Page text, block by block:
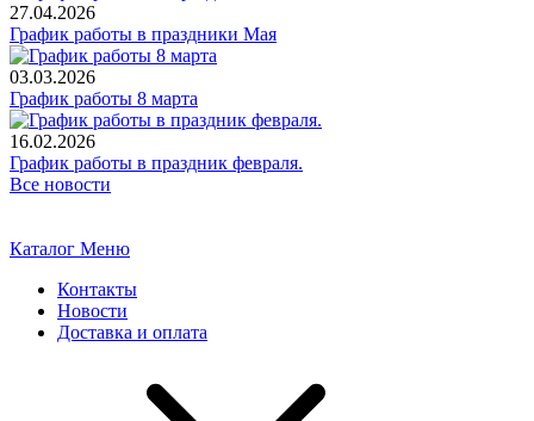
27.04.2026
График работы в праздники Мая
03.03.2026
График работы 8 марта
16.02.2026
График работы в праздник февраля.
Все новости
Каталог Меню
Контакты
Новости
Доставка и оплата